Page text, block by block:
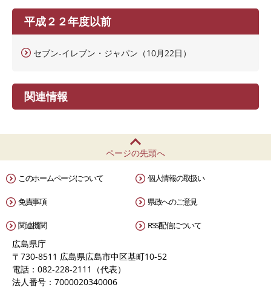
平成２２年度以前
セブン-イレブン・ジャパン（10月22日）
関連情報
ページの先頭へ
このホームページについて 個人情報の取扱い
免責事項 県政へのご意見
関連機関 RSS配信について
広島県庁
〒730-8511 広島県広島市中区基町10-52
電話：082-228-2111（代表）
法人番号：7000020340006